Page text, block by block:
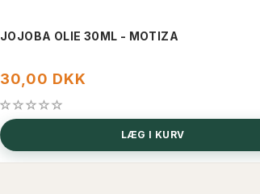
JOJOBA OLIE 30ML - MOTIZA
30,00 DKK
LÆG I KURV